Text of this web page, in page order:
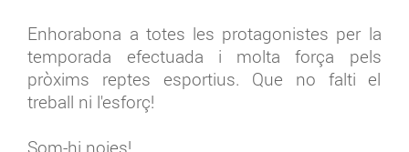
Enhorabona a totes les protagonistes per la
temporada efectuada i molta força pels
pròxims reptes esportius. Que no falti el
treball ni l'esforç!
Som-hi noies!